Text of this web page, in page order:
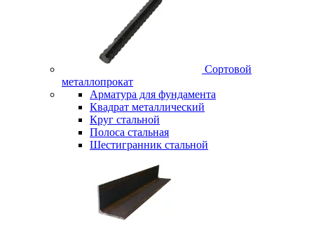
Сортовой
металлопрокат
Арматура для фундамента
Квадрат металлический
Круг стальной
Полоса стальная
Шестигранник стальной